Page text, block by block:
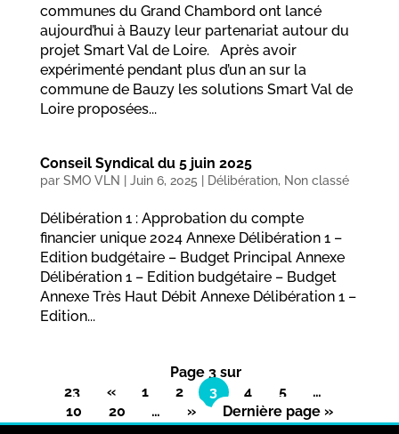
communes du Grand Chambord ont lancé
aujourd’hui à Bauzy leur partenariat autour du
projet Smart Val de Loire. Après avoir
expérimenté pendant plus d’un an sur la
commune de Bauzy les solutions Smart Val de
Loire proposées...
Conseil Syndical du 5 juin 2025
par SMO VLN Juin 6, 2025 Délibération, Non classé
Délibération 1 : Approbation du compte
financier unique 2024 Annexe Délibération 1 –
Edition budgétaire – Budget Principal Annexe
Délibération 1 – Edition budgétaire – Budget
Annexe Très Haut Débit Annexe Délibération 1 –
Edition...
Page 3 sur
23
« 1 2 3 4 5
…
10
20 … » Dernière page »